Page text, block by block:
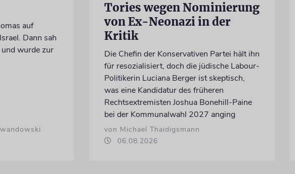
auf
Dann sah
wurde zur
Tories wegen Nominierung
von Ex-Neonazi in der
Kritik
Die Chefin der Konservativen Partei hält ihn
für resozialisiert, doch die jüdische Labour-
Politikerin Luciana Berger ist skeptisch,
was eine Kandidatur des früheren
Rechtsextremisten Joshua Bonehill-Paine
bei der Kommunalwahl 2027 anging
von Michael Thaidigsmann
06.08.2026